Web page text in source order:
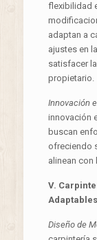
flexibilidad
adaptan a
ajustes en
satisfacer
propietario.
Innovación
innovación
buscan
ofreciendo
alinean con
V.
Adaptables
Diseño de